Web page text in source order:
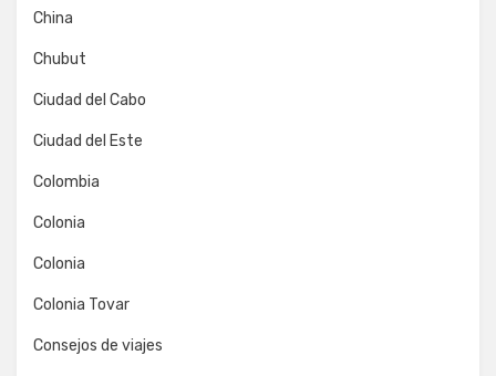
China
Chubut
Ciudad del Cabo
Ciudad del Este
Colombia
Colonia
Colonia
Colonia Tovar
Consejos de viajes